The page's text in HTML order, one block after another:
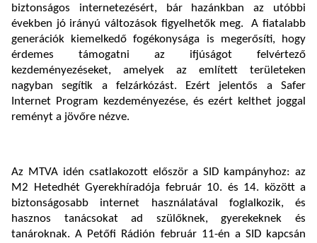
biztonságos internetezésért, bár hazánkban az utóbbi
években jó irányú változások figyelhetők meg. A fiatalabb
generációk kiemelkedő fogékonysága is megerősíti, hogy
érdemes támogatni az ifjúságot felvértező
kezdeményezéseket, amelyek az említett területeken
nagyban segítik a felzárkózást. Ezért jelentős a Safer
Internet Program kezdeményezése, és ezért kelthet joggal
reményt a jövőre nézve.
Az MTVA idén csatlakozott először a SID kampányhoz: az
M2 Hetedhét Gyerekhíradója február 10. és 14. között a
biztonságosabb internet használatával foglalkozik, és
hasznos tanácsokat ad szülőknek, gyerekeknek és
tanároknak. A Petőfi Rádión február 11-én a SID kapcsán